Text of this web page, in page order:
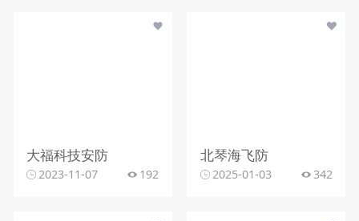
大福科技安防
2023-11-07 192
北琴海飞防
2025-01-03 342